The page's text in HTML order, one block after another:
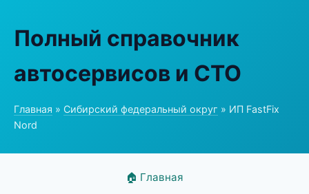
Полный справочник
автосервисов и СТО
Главная » Сибирский федеральный округ » ИП FastFix
Nord
🏠 Главная